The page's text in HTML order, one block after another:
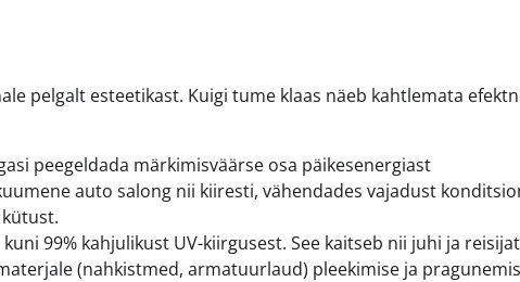
pelgalt esteetikast. Kuigi tume klaas näeb kahtlemata
peegeldada märkimisväärse osa päikesenergiast
auto salong nii kiiresti, vähendades vajadust
99% kahjulikust UV-kiirgusest. See kaitseb nii juhi ja
(nahkistmed, armatuurlaud) pleekimise ja